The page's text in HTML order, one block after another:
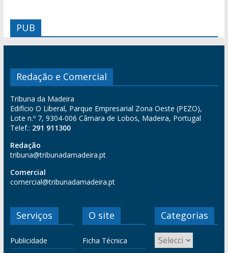
PUB
Redação e Comercial
Tribuna da Madeira
Edifício O Liberal, Parque Empresarial Zona Oeste (PEZO),
Lote n.º 7, 9304-006 Câmara de Lobos, Madeira, Portugal
Telef.: 291 911300
Redação
tribuna@tribunadamadeira.pt
Comercial
comercial@tribunadamadeira.pt
Serviços
Publicidade
O site
Ficha Técnica
Categorias